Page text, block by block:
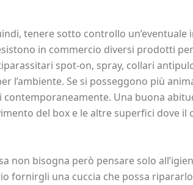
tenere sotto controllo un’eventuale
in commercio diversi prodotti
spot-on, spray, collari
l’ambiente. Se si posseggono più
Una buona
del box e le altre superfici dove il
non bisogna però pensare solo
fornirgli una cuccia che possa